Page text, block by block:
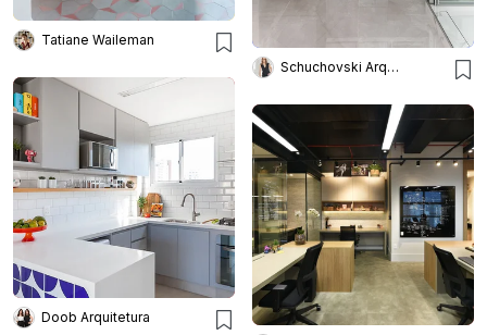
Tatiane Waileman
Schuchovski Arquitetura
Doob Arquitetura